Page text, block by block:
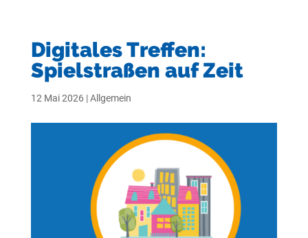
Digitales Treffen:
Spielstraßen auf Zeit
12 Mai 2026 |Allgemein